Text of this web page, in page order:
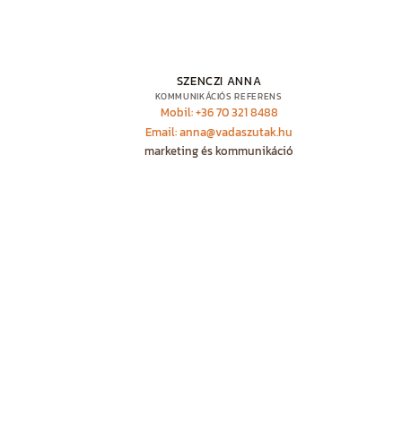
SZENCZI ANNA
KOMMUNIKÁCIÓS REFERENS
Mobil: +36 70 321 8488
Email: anna@vadaszutak.hu
marketing és kommunikáció